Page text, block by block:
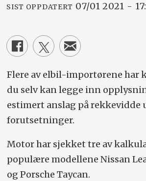
SIST OPPDATERT 07/01 2021 -
Flere av elbil-importørene har
du selv kan legge inn
estimert anslag på rekkevidde
forutsetninger.
Motor har sjekket tre av
populære modellene Nissan
og Porsche Taycan.